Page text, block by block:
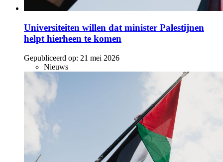
Universiteiten willen dat minister Palestijnen
helpt hierheen te komen
Gepubliceerd op: 21 mei 2026
Nieuws